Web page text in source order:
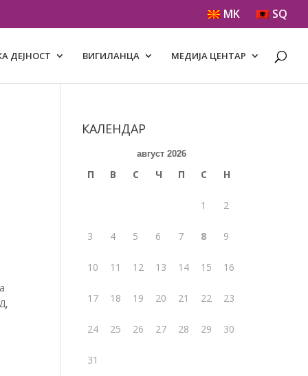
MK SQ
ДЕЈНОСТ ВИГИЛАНЦА МЕДИЈА ЦЕНТАР
КАЛЕНДАР
август 2026
П В С Ч П С Н
1 2
3 4 5 6 7 8 9
10 11 12 13 14 15 16
17 18 19 20 21 22 23
24 25 26 27 28 29 30
31